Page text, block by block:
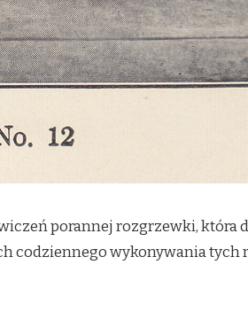
porannej rozgrzewki, która
codziennego wykonywania